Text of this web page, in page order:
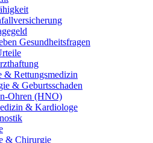
Gesundheitsfragen
& Rettungsmedizin
& Geburtsschaden
Ohren (HNO)
& Kardiologe
& Chirurgie